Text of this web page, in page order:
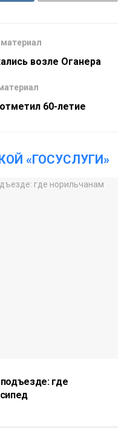
возле Оганера
60-летие
«ГОСУСЛУГИ»
где